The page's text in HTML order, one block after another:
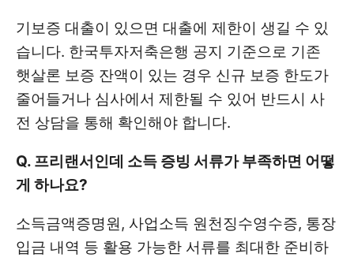
기보증 대출이 있으면 대출에 제한이 생길 수 있
습니다. 한국투자저축은행 공지 기준으로 기존
햇살론 보증 잔액이 있는 경우 신규 보증 한도가
줄어들거나 심사에서 제한될 수 있어 반드시 사
전 상담을 통해 확인해야 합니다.
Q. 프리랜서인데 소득 증빙 서류가 부족하면 어떻
게 하나요?
소득금액증명원, 사업소득 원천징수영수증, 통장
입금 내역 등 활용 가능한 서류를 최대한 준비하